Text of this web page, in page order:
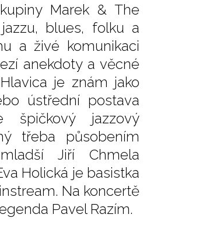
Marek & The
blues, folku a
a živé komunikaci
anekdoty a věcné
je znám jako
ústřední postava
špičkový jazzový
třeba působením
Jiří Chmela
Holická je basistka
Na koncertě
Pavel Razím.